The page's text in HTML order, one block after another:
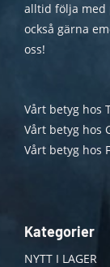
alltid följa med
också gärna
oss!
Vårt betyg hos
Vårt betyg hos
Vårt betyg hos
Kategorier
NYTT I LAGER